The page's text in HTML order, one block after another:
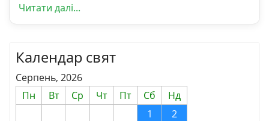
Читати далі...
Календар свят
Серпень, 2026
Пн
Вт Ср Чт Пт Сб
Нд
1
2